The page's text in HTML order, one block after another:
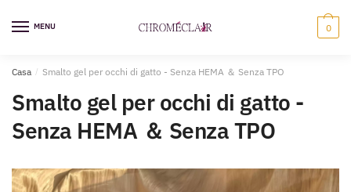
MENU 0
Casa / Smalto gel per occhi di gatto - Senza HEMA ＆ Senza TPO
Smalto gel per occhi di gatto -
Senza HEMA ＆ Senza TPO